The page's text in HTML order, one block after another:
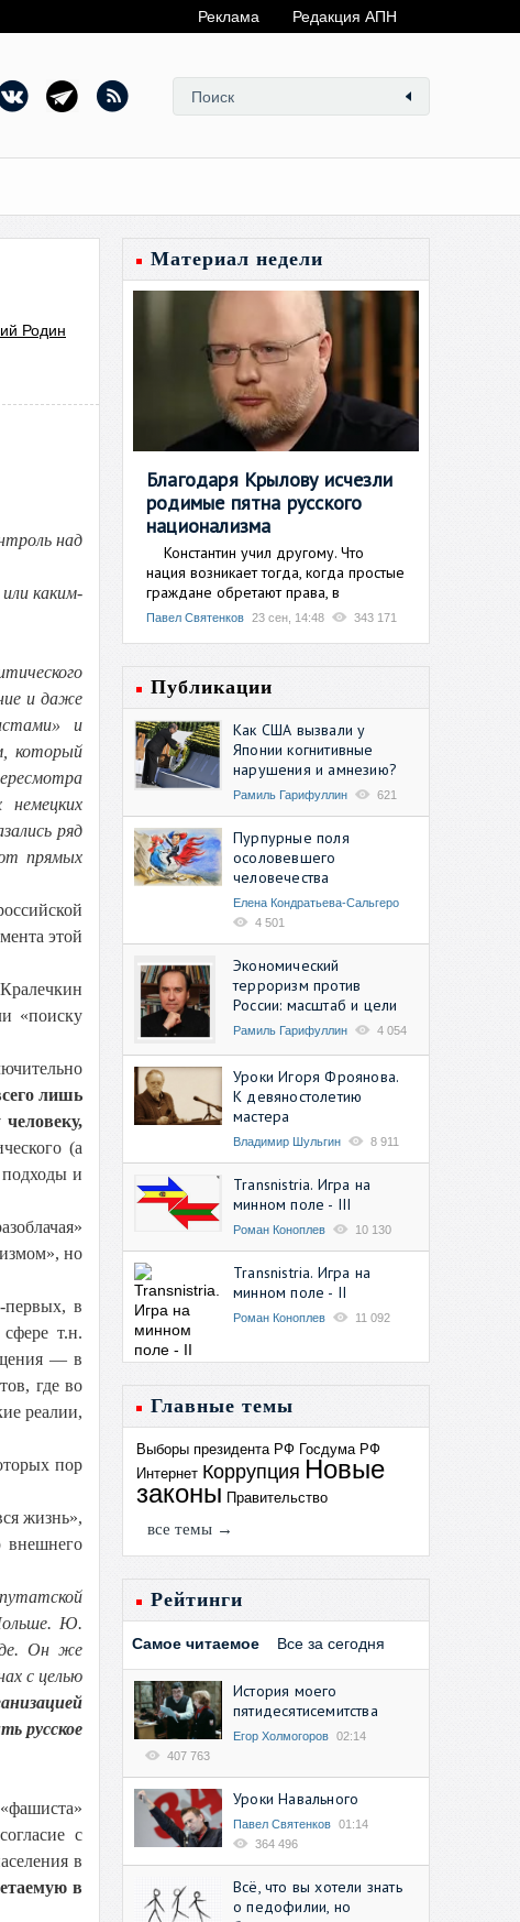
Реклама Редакция АПН
Родин
над
каким-
и даже
и
который
немецких
ряд
прямых
этой
«поиску
лишь
(а
подходы и
но
первых, в
т.н.
— в
где во
реалии,
пор
жизнь»,
внешнего
Ю.
Он же
с целью
русское
с
в
в
Материал недели
Благодаря Крылову исчезли
родимые пятна русского
национализма
Константин учил другому. Что
нация возникает тогда, когда простые
граждане обретают права, в
Павел Святенков 23 сен, 14:48 343 171
Публикации
Как США вызвали у
Японии когнитивные
нарушения и амнезию?
Рамиль Гарифуллин 621
Пурпурные поля
осоловевшего
человечества
Елена Кондратьева-Сальгеро
4 501
Экономический
терроризм против
России: масштаб и цели
Рамиль Гарифуллин 4 054
Уроки Игоря Фроянова.
К девяностолетию
мастера
Владимир Шульгин 8 911
Transnistria. Игра на
минном поле - III
Роман Коноплев 10 130
Transnistria. Игра на
минном поле - II
Роман Коноплев 11 092
Главные темы
Выборы президента РФ Госдума РФ
Интернет Коррупция Новые
законы Правительство
все темы →
Рейтинги
Самое читаемое Все за сегодня
История моего
пятидесятисемитства
Егор Холмогоров 02:14
407 763
Уроки Навального
Павел Святенков 01:14
364 496
Всё, что вы хотели знать
о педофилии, но